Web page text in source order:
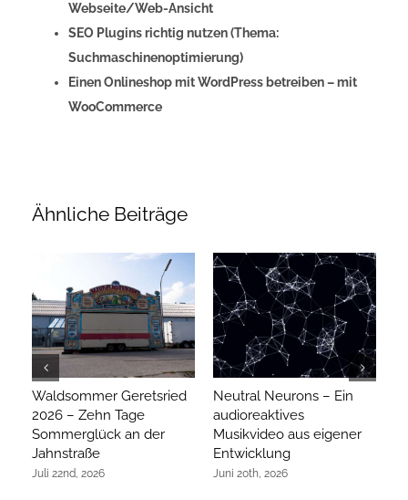
Webseite/Web-Ansicht
SEO Plugins richtig nutzen (Thema:
Suchmaschinenoptimierung)
Einen Onlineshop mit WordPress betreiben – mit
WooCommerce
Ähnliche Beiträge
Waldsommer Geretsried
2026 – Zehn Tage
Sommerglück an der
Jahnstraße
Juli 22nd, 2026
Neutral Neurons – Ein
audioreaktives
Musikvideo aus eigener
Entwicklung
Juni 20th, 2026